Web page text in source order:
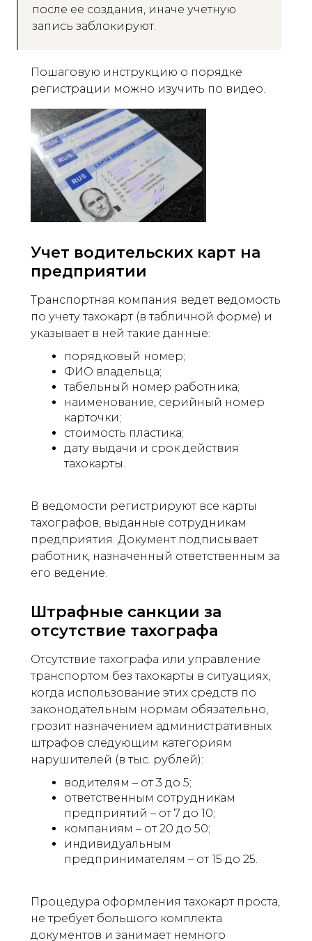
после ее создания, иначе учетную
запись заблокируют.
Пошаговую инструкцию о порядке
регистрации можно изучить по видео.
Учет водительских карт на
предприятии
Транспортная компания ведет ведомость
по учету тахокарт (в табличной форме) и
указывает в ней такие данные:
порядковый номер;
ФИО владельца;
табельный номер работника;
наименование, серийный номер
карточки;
стоимость пластика;
дату выдачи и срок действия
тахокарты.
В ведомости регистрируют все карты
тахографов, выданные сотрудникам
предприятия. Документ подписывает
работник, назначенный ответственным за
его ведение.
Штрафные санкции за
отсутствие тахографа
Отсутствие тахографа или управление
транспортом без тахокарты в ситуациях,
когда использование этих средств по
законодательным нормам обязательно,
грозит назначением административных
штрафов следующим категориям
нарушителей (в тыс. рублей):
водителям – от 3 до 5;
ответственным сотрудникам
предприятий – от 7 до 10;
компаниям – от 20 до 50;
индивидуальным
предпринимателям – от 15 до 25.
Процедура оформления тахокарт проста,
не требует большого комплекта
документов и занимает немного